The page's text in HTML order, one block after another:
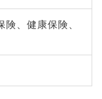
、健康保険、